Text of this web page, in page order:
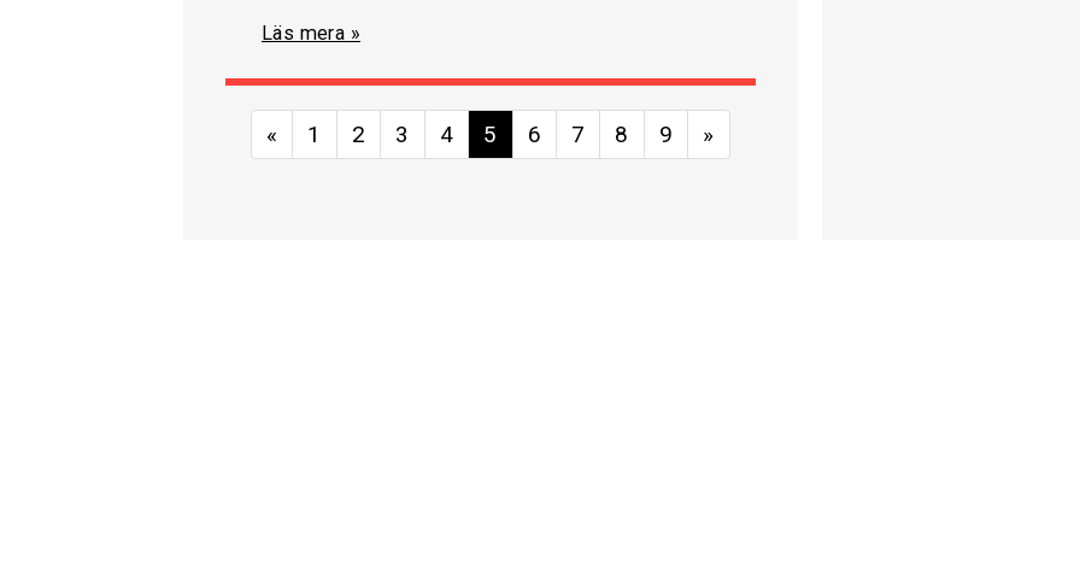
Läs mera »
« 1 2 3 4 5 6 7 8 9 »